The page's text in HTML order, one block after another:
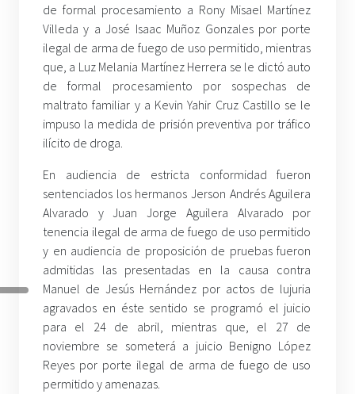
de formal procesamiento a Rony Misael Martínez
Villeda y a José Isaac Muñoz Gonzales por porte
ilegal de arma de fuego de uso permitido, mientras
que, a Luz Melania Martínez Herrera se le dictó auto
de formal procesamiento por sospechas de
maltrato familiar y a Kevin Yahir Cruz Castillo se le
impuso la medida de prisión preventiva por tráfico
ilícito de droga.
En audiencia de estricta conformidad fueron
sentenciados los hermanos Jerson Andrés Aguilera
Alvarado y Juan Jorge Aguilera Alvarado por
tenencia ilegal de arma de fuego de uso permitido
y en audiencia de proposición de pruebas fueron
admitidas las presentadas en la causa contra
Manuel de Jesús Hernández por actos de lujuria
agravados en éste sentido se programó el juicio
para el 24 de abril, mientras que, el 27 de
noviembre se someterá a juicio Benigno López
Reyes por porte ilegal de arma de fuego de uso
permitido y amenazas.